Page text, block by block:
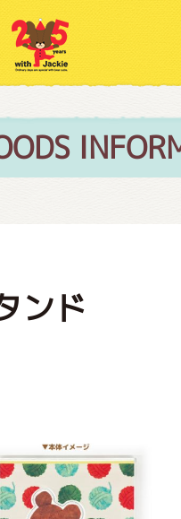
ンド
介
メーション